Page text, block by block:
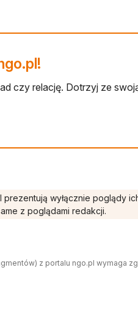
czy relację. Dotrzyj ze
wyłącznie poglądy
z poglądami redakcji.
z portalu ngo.pl wymaga